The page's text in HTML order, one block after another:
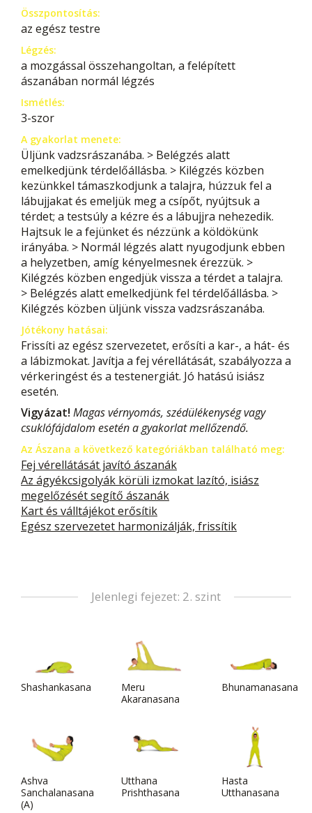
Összpontosítás:
az egész testre
Légzés:
a mozgással összehangoltan, a felépített
ászanában normál légzés
Ismétlés:
3-szor
A gyakorlat menete:
Üljünk vadzsrászanába. > Belégzés alatt
emelkedjünk térdelőállásba. > Kilégzés közben
kezünkkel támaszkodjunk a talajra, húzzuk fel a
lábujjakat és emeljük meg a csípőt, nyújtsuk a
térdet; a testsúly a kézre és a lábujjra nehezedik.
Hajtsuk le a fejünket és nézzünk a köldökünk
irányába. > Normál légzés alatt nyugodjunk ebben
a helyzetben, amíg kényelmesnek érezzük. >
Kilégzés közben engedjük vissza a térdet a talajra.
> Belégzés alatt emelkedjünk fel térdelőállásba. >
Kilégzés közben üljünk vissza vadzsrászanába.
Jótékony hatásai:
Frissíti az egész szervezetet, erősíti a kar-, a hát- és
a lábizmokat. Javítja a fej vérellátását, szabályozza a
vérkeringést és a testenergiát. Jó hatású isiász
esetén.
Vigyázat! Magas vérnyomás, szédülékenység vagy
csuklófájdalom esetén a gyakorlat mellőzendő.
Az Ászana a következő kategóriákban található meg:
Fej vérellátását javító ászanák
Az ágyékcsigolyák körüli izmokat lazító, isiász
megelőzését segítő ászanák
Kart és válltájékot erősítik
Egész szervezetet harmonizálják, frissítik
Jelenlegi fejezet: 2. szint
Shashankasana
Meru
Akaranasana
Bhunamanasana
Ashva
Sanchalanasana
(A)
Utthana
Prishthasana
Hasta
Utthanasana